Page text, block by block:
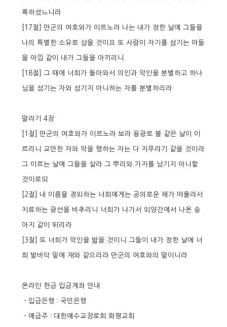
록하셨느니라
[17절] 만군의 여호와가 이르노라 나는 내가 정한 날에 그들을
나의 특별한 소유로 삼을 것이요 또 사람이 자기를 섬기는 아들
을 아낌 같이 내가 그들을 아끼리니
[18절] 그 때에 너희가 돌아와서 의인과 악인을 분별하고 하나
님을 섬기는 자와 섬기지 아니하는 자를 분별하리라
말라기 4장
[1절] 만군의 여호와가 이르노라 보라 용광로 불 같은 날이 이
르리니 교만한 자와 악을 행하는 자는 다 지푸라기 같을 것이라
그 이르는 날에 그들을 살라 그 뿌리와 가지를 남기지 아니할
것이로되
[2절] 내 이름을 경외하는 너희에게는 공의로운 해가 떠올라서
치료하는 광선을 비추리니 너희가 나가서 외양간에서 나온 송
아지 같이 뛰리라
[3절] 또 너희가 악인을 밟을 것이니 그들이 내가 정한 날에 너
희 발바닥 밑에 재와 같으리라 만군의 여호와의 말이니라
온라인 헌금 입금계좌 안내
- 입금은행 : 국민은행
- 예금주 : 대한예수교장로회 화평교회